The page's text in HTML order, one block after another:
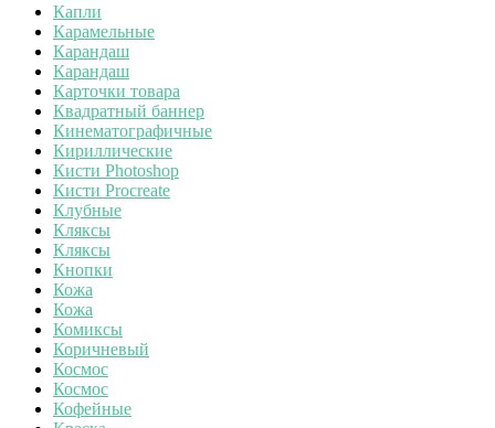
Капли
Карамельные
Карандаш
Карандаш
Карточки товара
Квадратный баннер
Кинематографичные
Кириллические
Кисти Photoshop
Кисти Procreate
Клубные
Кляксы
Кляксы
Кнопки
Кожа
Кожа
Комиксы
Коричневый
Космос
Космос
Кофейные